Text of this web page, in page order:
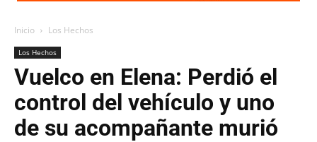
Inicio Los Hechos
Los Hechos
Vuelco en Elena: Perdió el
control del vehículo y uno
de su acompañante murió